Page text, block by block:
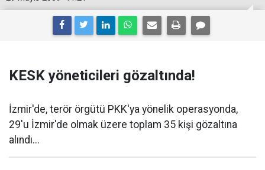
KESK yöneticileri gözaltında!
İzmir'de, terör örgütü PKK'ya yönelik operasyonda,
29'u İzmir'de olmak üzere toplam 35 kişi gözaltına
alındı...